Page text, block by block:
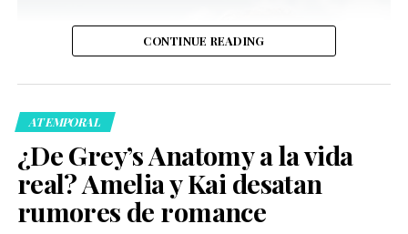
piel. Quiero que otras
personas también
puedan sentir esa
comodidad”, expresó.
Actualmente, Cynthia Erivo también protagoniza una
producción teatral de Draculaen el West End de
Londres, donde interpreta no solo al personaje
principal, sino a otros 22 personajes más, sumando un
Sin embargo, su historia no fue sencilla. Tierney reveló
CONTINUE READING
ATEMPORAL
¿De Grey’s Anatomy a la vida
real? Amelia y Kai desatan
rumores de romance